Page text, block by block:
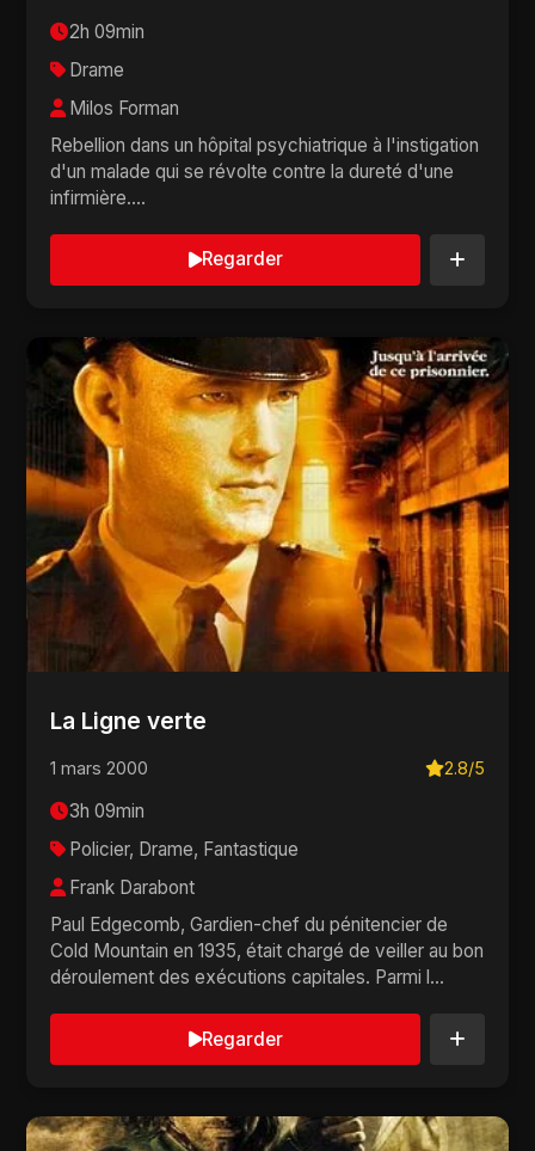
2h 09min
Drame
Milos Forman
Rebellion dans un hôpital psychiatrique à l'instigation
d'un malade qui se révolte contre la dureté d'une
infirmière....
Regarder
La Ligne verte
1 mars 2000 2.8/5
3h 09min
Policier, Drame, Fantastique
Frank Darabont
Paul Edgecomb, Gardien-chef du pénitencier de
Cold Mountain en 1935, était chargé de veiller au bon
déroulement des exécutions capitales. Parmi l...
Regarder